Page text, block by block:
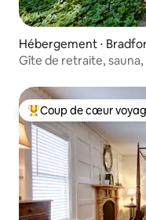
Hébergement ⋅
Gîte de retraite,
Coups de cœur
Coup de cœur